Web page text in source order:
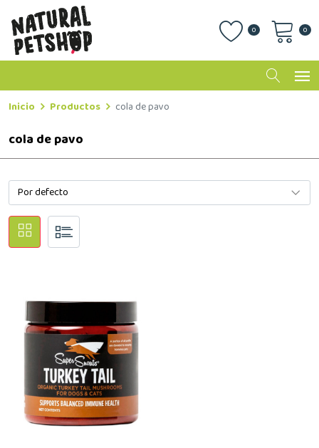
0 0
Inicio Productos cola de pavo
cola de pavo